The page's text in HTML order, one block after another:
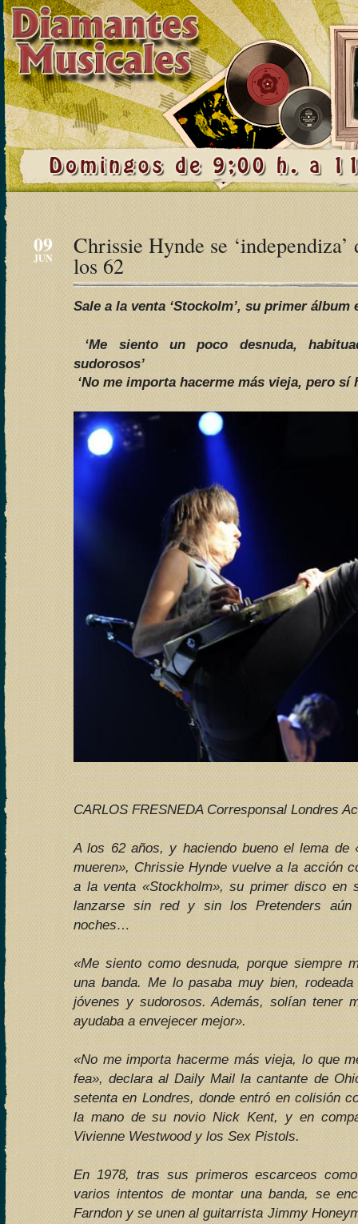
09
JUN Chrissie Hynde se ‘independiza’
los 62
Sale a la venta ‘Stockolm’, su primer
‘Me siento un poco desnuda,
sudorosos’
‘No me importa hacerme más vieja, pero sí
CARLOS FRESNEDA Corresponsal Londres
A los 62 años, y haciendo bueno el lema de
mueren», Chrissie Hynde vuelve a la acción
a la venta «Stockholm», su primer disco en
lanzarse sin red y sin los Pretenders aún
noches…
«Me siento como desnuda, porque siempre
una banda. Me lo pasaba muy bien,
jóvenes y sudorosos. Además, solían tener
ayudaba a envejecer mejor».
«No me importa hacerme más vieja, lo que
fea», declara al Daily Mail la cantante de
setenta en Londres, donde entró en colisión
la mano de su novio Nick Kent, y en
Vivienne Westwood y los Sex Pistols.
En 1978, tras sus primeros escarceos
varios intentos de montar una banda, se
Farndon y se unen al guitarrista Jimmy